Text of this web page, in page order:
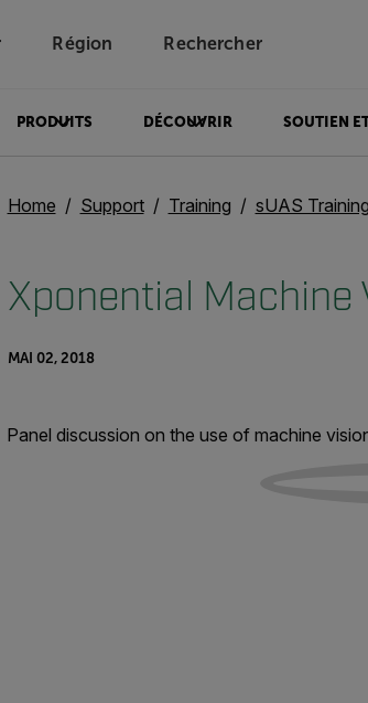
Région Rechercher
PRODUITS DÉCOUVRIR SOUTIEN
Home Support Training sUAS Training
Xponential Machine
MAI 02, 2018
Panel discussion on the use of machine